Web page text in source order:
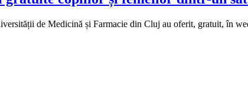
de Medicină și Farmacie din Cluj au oferit, gratuit, în